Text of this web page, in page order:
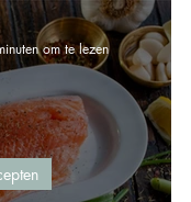
om te lezen